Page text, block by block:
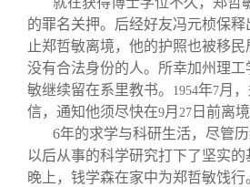
的罪名关押。后经好友冯元桢保
止郑哲敏离境，他的护照也被移
没有合法身份的人。所幸加州理
敏继续留在系里教书。
1954年7月
信，通知他须尽快在9月 27 日前离境
6年的求学与科研生活，尽管
以后从事的科学研究打下了坚实
晚上，钱学森在家中为郑哲敏饯行